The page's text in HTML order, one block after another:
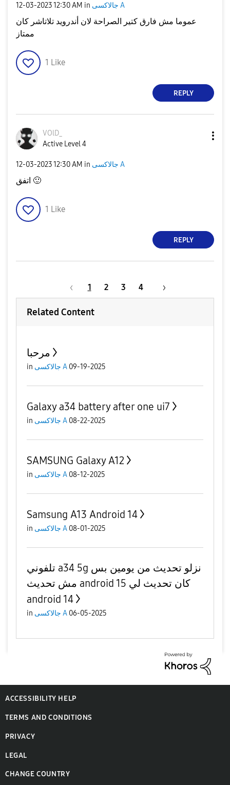
‎12-03-202312:30 AM in جالاكسى A
عموما مش فارق كتير الصراحة لان أندرويد تلاتاشر كان
ممتاز
1 Like
REPLY
VOlD_
Active Level 4
‎12-03-202312:30 AM in جالاكسى A
🙂
1 Like
REPLY
1 2 3 4
Related Content
مرحبا
in جالاكسى A 09-19-2025
Galaxy a34 battery after one ui7
in جالاكسى A 08-22-2025
SAMSUNG Galaxy A12
in جالاكسى A 08-12-2025
Samsung A13 Android 14
in جالاكسى A 08-01-2025
تلفوني a34 5g نزلو تحديث من يومين بس
مش تحديث android 15 كان تحديث لي
android 14
in جالاكسى A 06-05-2025
ACCESSIBILITY HELP
TERMS AND CONDITIONS
PRIVACY
LEGAL
CHANGE COUNTRY